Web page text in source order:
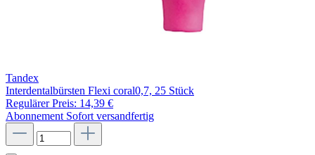
Tandex
Interdentalbürsten Flexi coral0,7, 25 Stück
Regulärer Preis: 14,39 €
Abonnement Sofort versandfertig